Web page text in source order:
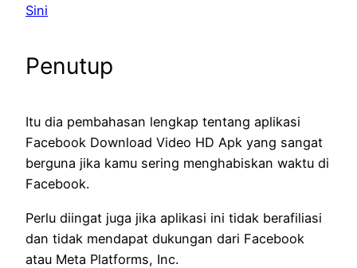
Sini
Penutup
Itu dia pembahasan lengkap tentang aplikasi
Facebook Download Video HD Apk yang sangat
berguna jika kamu sering menghabiskan waktu di
Facebook.
Perlu diingat juga jika aplikasi ini tidak berafiliasi
dan tidak mendapat dukungan dari Facebook
atau Meta Platforms, Inc.